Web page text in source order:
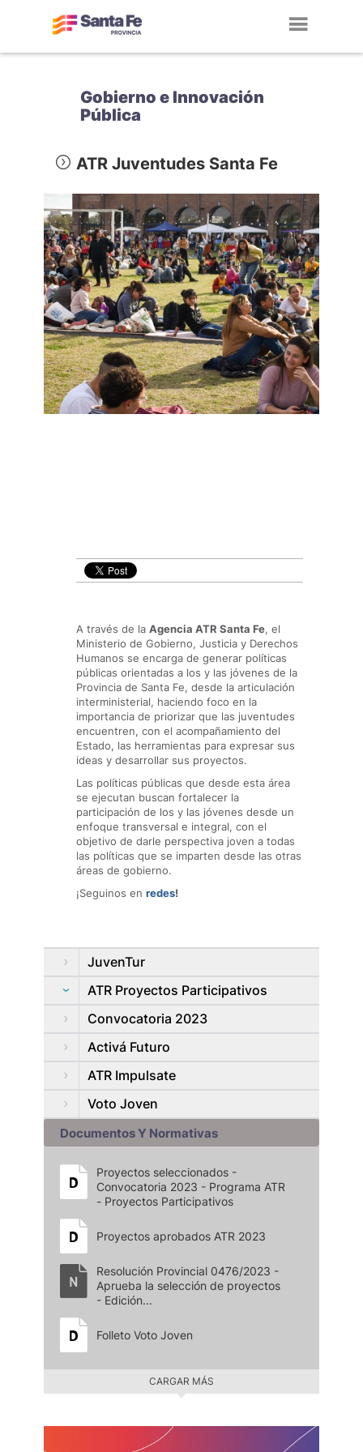
Gobierno e Innovación
Pública
ATR Juventudes Santa Fe
A través de la Agencia ATR Santa Fe, el
Ministerio de Gobierno, Justicia y Derechos
Humanos se encarga de generar políticas
públicas orientadas a los y las jóvenes de la
Provincia de Santa Fe, desde la articulación
interministerial, haciendo foco en la
importancia de priorizar que las juventudes
encuentren, con el acompañamiento del
Estado, las herramientas para expresar sus
ideas y desarrollar sus proyectos.
Las políticas públicas que desde esta área
se ejecutan buscan fortalecer la
participación de los y las jóvenes desde un
enfoque transversal e integral, con el
objetivo de darle perspectiva joven a todas
las políticas que se imparten desde las otras
áreas de gobierno.
¡Seguinos en redes!
JuvenTur
ATR Proyectos Participativos
Convocatoria 2023
Activá Futuro
ATR Impulsate
Voto Joven
Documentos Y Normativas
Proyectos seleccionados -
Convocatoria 2023 - Programa ATR
- Proyectos Participativos
Proyectos aprobados ATR 2023
Resolución Provincial 0476/2023 -
Aprueba la selección de proyectos
- Edición...
Folleto Voto Joven
CARGAR MÁS